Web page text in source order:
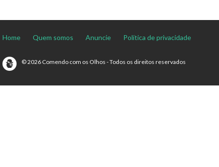
Home Quem somos Anuncie Política de privacidade
© 2026 Comendo com os Olhos - Todos os direitos reservados